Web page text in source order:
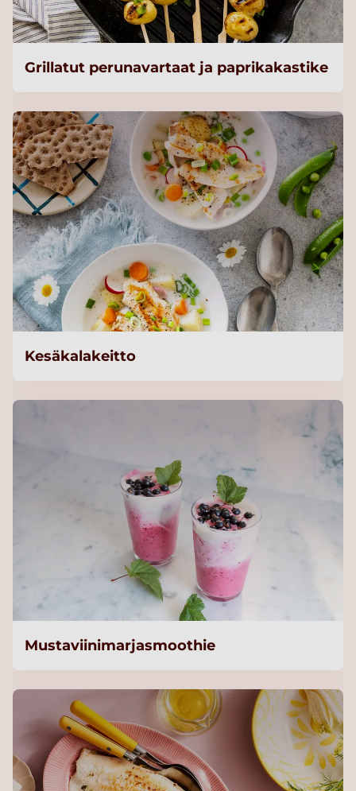
Grillatut perunavartaat ja paprikakastike
Kesäkalakeitto
Mustaviinimarjasmoothie